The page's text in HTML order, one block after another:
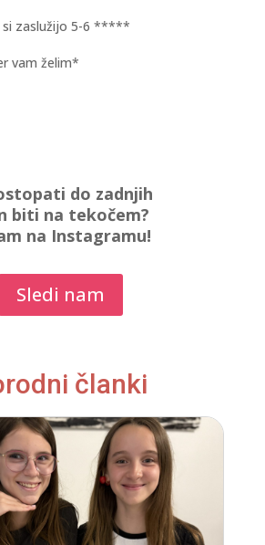
si zaslužijo 5-6 *****
vam želim*
do zadnjih
biti na tekočem?
na Instagramu!
Sledi nam
članki